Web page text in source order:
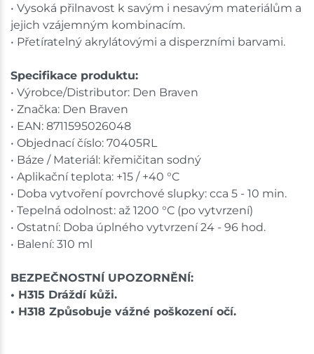
• Vysoká přilnavost k savým i nesavým materiálům a
jejich vzájemným kombinacím.
• Přetíratelný akrylátovými a disperzními barvami.
Specifikace produktu:
• Výrobce/Distributor: Den Braven
• Značka: Den Braven
• EAN: 8711595026048
• Objednací číslo: 70405RL
• Báze / Materiál: křemičitan sodný
• Aplikační teplota: +15 / +40 °C
• Doba vytvoření povrchové slupky: cca 5 - 10 min.
• Tepelná odolnost: až 1200 °C (po vytvrzení)
• Ostatní: Doba úplného vytvrzení 24 - 96 hod.
• Balení: 310 ml
BEZPEČNOSTNÍ UPOZORNĚNÍ:
• H315 Dráždí kůži.
• H318 Způsobuje vážné poškození očí.